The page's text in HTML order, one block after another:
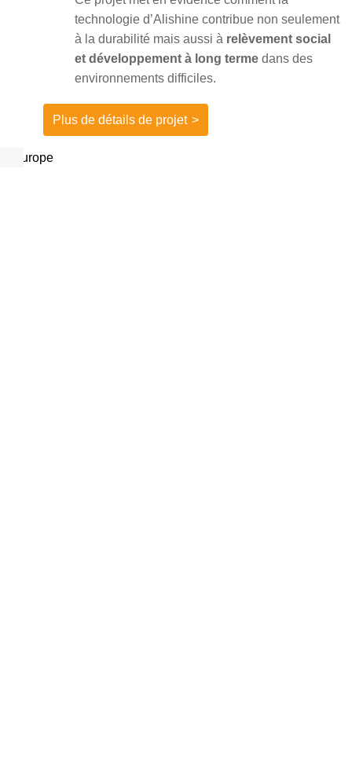
technologie d’Alishine contribue non seulement
à la durabilité mais aussi à relèvement social
et développement à long terme dans des
environnements difficiles.
Plus de détails de projet >